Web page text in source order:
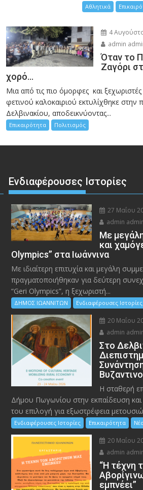
Αθλητικά
4
admin
Όταν το
Ζαγόρι
χορό…
Μια από τις πιο όμορφες και
φετινού καλοκαιριού εκτυλίχθηκε στην
Δελβινακίου, αποδεικνύοντας...
Επικαιρότητα Πολιτισμός
Ενδιαφέρουσες Ιστορίες
27 Μαΐου
admin
Με
και
Olympics” στα Ιωάννινα
Με ιδιαίτερη επιτυχία και μεγάλη
πραγματοποιήθηκαν για δεύτερη
“Geri Olympics”, η ξεχωριστή...
ΔΗΜΟΣ ΙΩΑΝΝΙΤΩΝ Ενδιαφέρουσες Ιστορίες
20 Μαΐου
admin
Στο
Η σταθερή
Δήμου Πωγωνίου στην εκπαίδευση και
του επιλογή για εξωστρέφεια
Ενδιαφέρουσες Ιστορίες Επικαιρότητα
20 Μαΐου
admin
“Η τέχνη
εμπνέει”